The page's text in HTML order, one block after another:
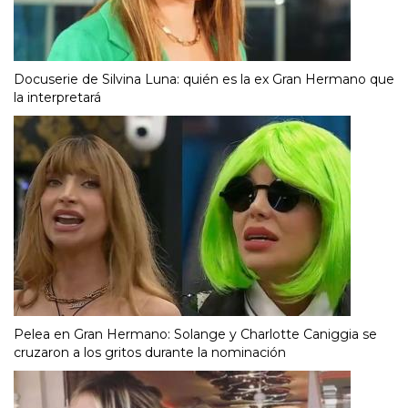
Docuserie de Silvina Luna: quién es la ex Gran Hermano que
la interpretará
Pelea en Gran Hermano: Solange y Charlotte Caniggia se
cruzaron a los gritos durante la nominación